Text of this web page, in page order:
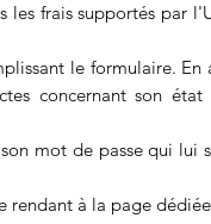
les frais supportés par
le formulaire. En
concernant son
mot de passe qui lui
à la page